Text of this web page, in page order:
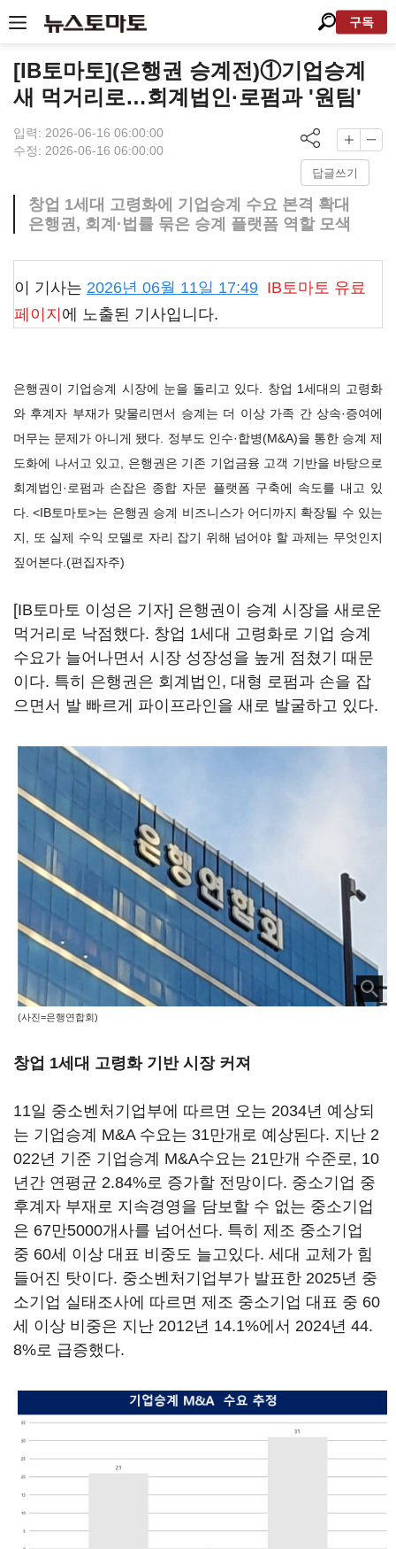
구독
[IB토마토](은행권 승계전)①기업승계
새 먹거리로…회계법인·로펌과 '원팀'
입력: 2026-06-16 06:00:00
수정: 2026-06-16 06:00:00
답글쓰기
창업 1세대 고령화에 기업승계 수요 본격 확대
은행권, 회계·법률 묶은 승계 플랫폼 역할 모색
이 기사는 2026년 06월 11일 17:49 IB토마토 유료
페이지 에 노출된 기사입니다.
은행권이 기업승계 시장에 눈을 돌리고 있다. 창업 1세대의 고령화
와 후계자 부재가 맞물리면서 승계는 더 이상 가족 간 상속·증여에
머무는 문제가 아니게 됐다. 정부도 인수·합병(M&A)을 통한 승계 제
도화에 나서고 있고, 은행권은 기존 기업금융 고객 기반을 바탕으로
회계법인·로펌과 손잡은 종합 자문 플랫폼 구축에 속도를 내고 있
다. <IB토마토>는 은행권 승계 비즈니스가 어디까지 확장될 수 있는
지, 또 실제 수익 모델로 자리 잡기 위해 넘어야 할 과제는 무엇인지
짚어본다.(편집자주)
[IB토마토 이성은 기자] 은행권이 승계 시장을 새로운
먹거리로 낙점했다. 창업 1세대 고령화로 기업 승계
수요가 늘어나면서 시장 성장성을 높게 점쳤기 때문
이다. 특히 은행권은 회계법인, 대형 로펌과 손을 잡
으면서 발 빠르게 파이프라인을 새로 발굴하고 있다.
(사진=은행연합회)
창업 1세대 고령화 기반 시장 커져
11일 중소벤처기업부에 따르면 오는 2034년 예상되
는 기업승계 M&A 수요는 31만개로 예상된다. 지난 2
022년 기준 기업승계 M&A수요는 21만개 수준로, 10
년간 연평균 2.84%로 증가할 전망이다. 중소기업 중
후계자 부재로 지속경영을 담보할 수 없는 중소기업
은 67만5000개사를 넘어선다. 특히 제조 중소기업
중 60세 이상 대표 비중도 늘고있다. 세대 교체가 힘
들어진 탓이다. 중소벤처기업부가 발표한 2025년 중
소기업 실태조사에 따르면 제조 중소기업 대표 중 60
세 이상 비중은 지난 2012년 14.1%에서 2024년 44.
8%로 급증했다.